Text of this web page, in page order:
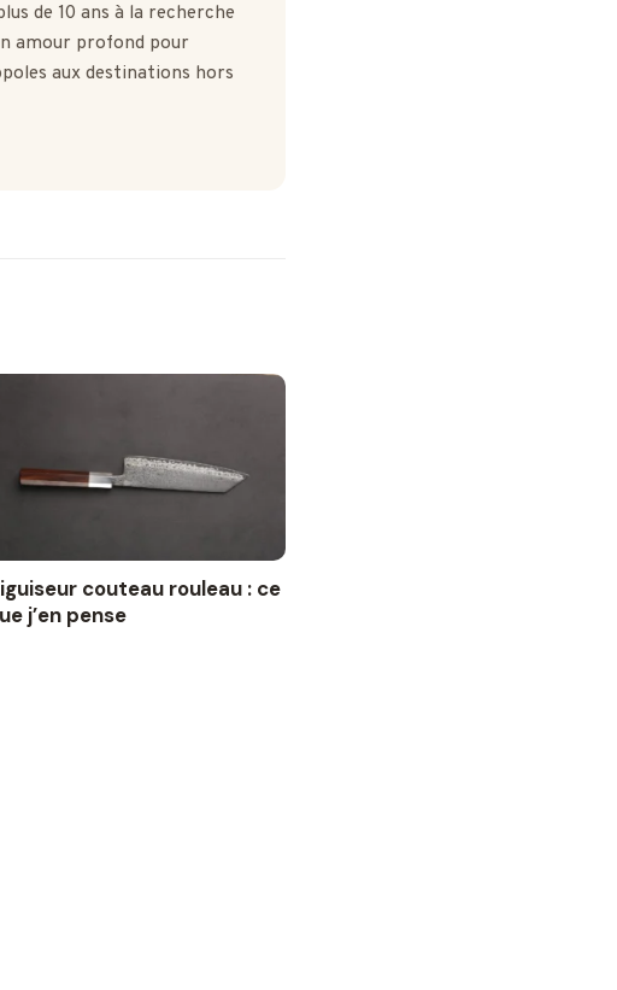
de 10 ans à la recherche
amour profond pour
aux destinations hors
couteau rouleau : ce
j’en pense